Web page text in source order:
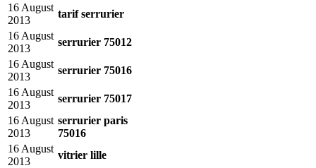
16 August
2013
tarif serrurier
16 August
2013
serrurier 75012
16 August
2013
serrurier 75016
16 August
2013
serrurier 75017
16 August
2013
serrurier paris
75016
16 August
2013
vitrier lille